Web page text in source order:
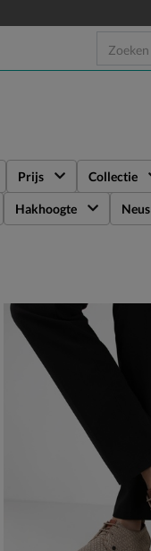
Prijs Collectie
Hakhoogte Neus